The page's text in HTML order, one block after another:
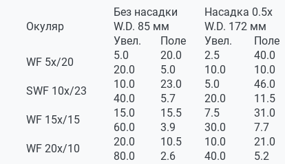
Окуляр
Без насадки Насадка 0.5х
W.D. 85 мм
W.D. 172 мм
Увел.
Поле Увел. Поле
WF 5х/20
5.0 20.0 2.5 40.0
20.0
5.0 10.0 10.0
SWF 10х/23
10.0 23.0 5.0 46.0
40.0
5.7 20.0 11.5
WF 15х/15
15.0 15.5 7.5 31.0
60.0
3.9 30.0 7.7
WF 20х/10
20.0 10.5 10.0 21.0
80.0
2.6 40.0 5.2
WF
Посадочный диаметр
30.5
Рабочее расстояние
Без насадок 85 мм
172
95 мм
42 мм